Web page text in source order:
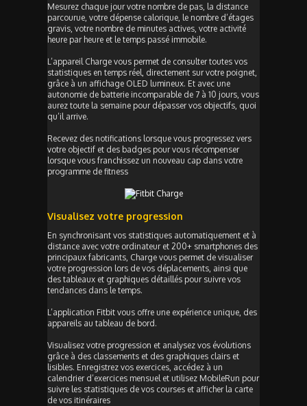
Mesurez chaque jour votre nombre de pas, la distance
parcourue, votre dépense calorique, le nombre d’étages
gravis, votre nombre de minutes actives, votre activité
heure par heure et le temps passé immobile.
L’appareil Charge vous permet de consulter toutes vos
statistiques en temps réel, directement sur votre poignet,
grâce à un affichage OLED lumineux. Et avec une
autonomie de batterie incomparable de 7 à 10 jours, vous
aurez toute la semaine pour dépasser vos objectifs, quoi
qu’il arrive.
Recevez des notifications lorsque vous progressez vers
votre objectif et des badges pour vous récompenser
lorsque vous franchissez un nouveau cap dans votre
programme de fitness
Visualisez votre progression
En synchronisant vos statistiques automatiquement et à
distance avec votre ordinateur et 200+ smartphones des
principaux fabricants, Charge vous permet de visualiser
votre progression lors de vos déplacements, ainsi que
des tableaux et graphiques détaillés pour suivre vos
tendances dans le temps.
L’application Fitbit vous offre une expérience unique, des
appareils au tableau de bord.
Visualisez votre progression et analysez vos évolutions
grâce à des classements et des graphiques clairs et
lisibles. Enregistrez vos exercices, accédez à un
calendrier d’exercices mensuel et utilisez MobileRun pour
suivre les statistiques de vos courses et afficher la carte
de vos itinéraires